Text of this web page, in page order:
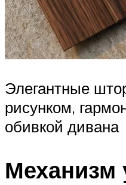
Элегантные
рисунком,
обивкой дивана
Механизм